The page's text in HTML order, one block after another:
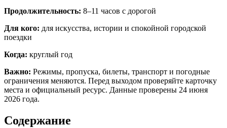
Продолжительность: 8–11 часов с дорогой
Для кого: для искусства, истории и спокойной городской
поездки
Когда: круглый год
Важно: Режимы, пропуска, билеты, транспорт и погодные
ограничения меняются. Перед выходом проверяйте карточку
места и официальный ресурс. Данные проверены 24 июня
2026 года.
Содержание